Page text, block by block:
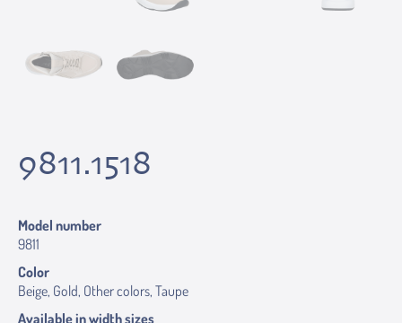
9811.1518
Model number
9811
Color
Beige, Gold, Other colors, Taupe
Available in width sizes